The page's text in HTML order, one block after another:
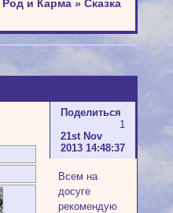
Род и Карма » Сказка
Поделиться
1
21st Nov
2013 14:48:37
Всем на
досуге
рекомендую